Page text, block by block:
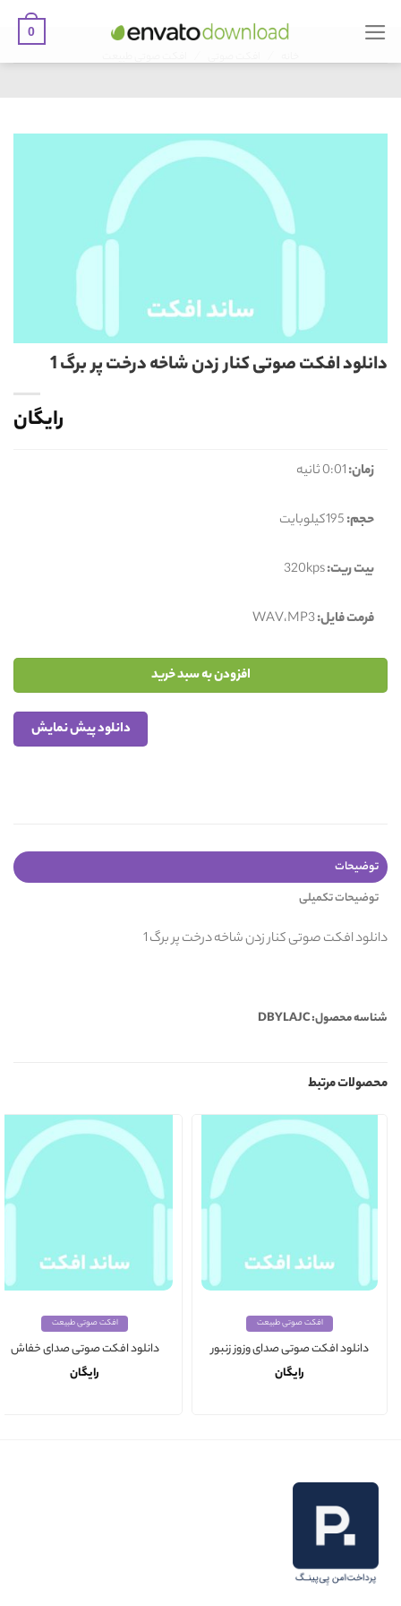
Skip
to
0
/
/
دانلود افکت صوتی کنار زدن شاخه درخت پر برگ 1
رایگان
زمان:0:01 ثانیه
حجم:195کیلوبایت
بیت ریت:320kps
فرمت فایل:WAV،MP3
افزودن به سبد خرید
دانلود پیش نمایش
توضیحات
توضیحات تکمیلی
دانلود افکت صوتی کنار زدن شاخه درخت پر برگ 1
شناسه محصول: DBYLAJC
محصولات مرتبط
افکت صوتی طبیعت
دانلود افکت صوتی صدای وزوز زنبور
رایگان
افکت صوتی طبیعت
دانلود افکت صوتی صدای خفاش
رایگان